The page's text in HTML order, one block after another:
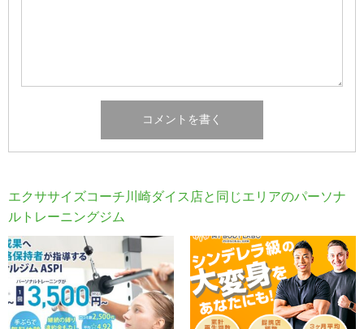
エクササイズコーチ川崎ダイス店と同じエリアのパーソナ
ルトレーニングジム